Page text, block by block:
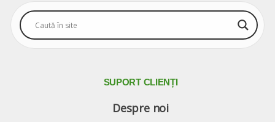
SUPORT CLIENȚI
Despre noi